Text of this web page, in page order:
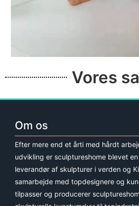
Vores
Om os
Efter mere end et årti med hårdt
udvikling er sculptureshome blevet
leverandør af skulpturer i verden og
samarbejde med topdesignere og
tilpasser og producerer